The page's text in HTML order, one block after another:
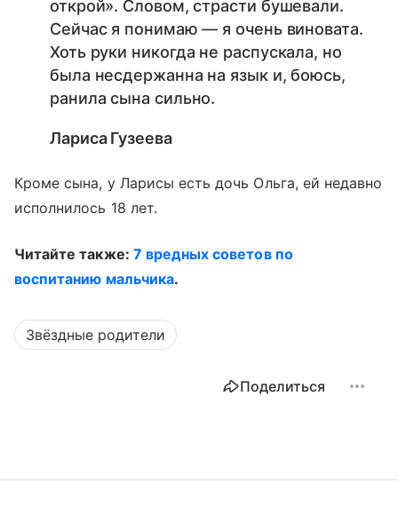
открой». Словом, страсти бушевали.
Сейчас я понимаю — я очень виновата.
Хоть руки никогда не распускала, но
была несдержанна на язык и, боюсь,
ранила сына сильно.
Лариса Гузеева
Кроме сына, у Ларисы есть дочь Ольга, ей недавно
исполнилось 18 лет.
Читайте также: 7 вредных советов по
воспитанию мальчика.
Звёздные родители
Поделиться